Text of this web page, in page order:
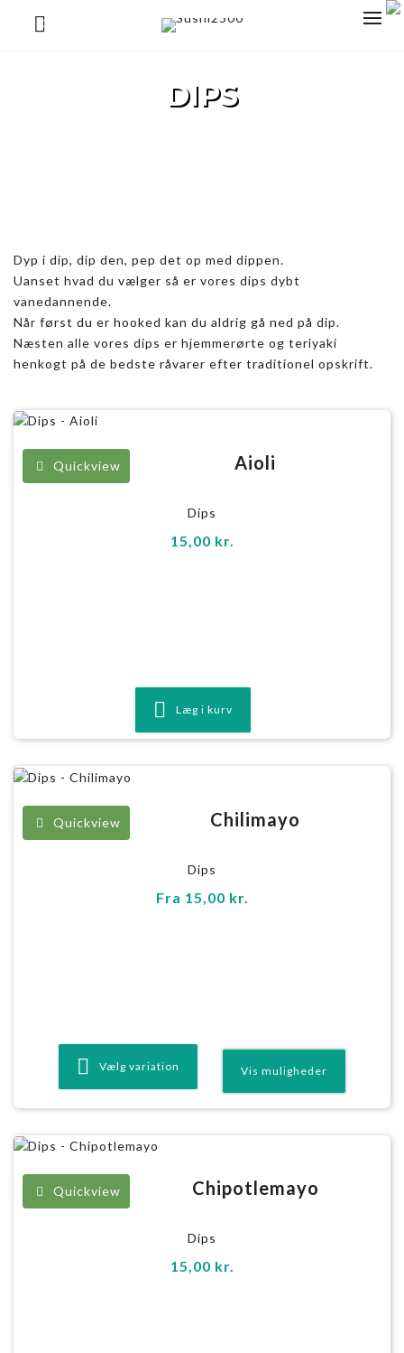
0
DIPS
Dyp i dip, dip den, pep det op med dippen.
Uanset hvad du vælger så er vores dips dybt
vanedannende.
Når først du er hooked kan du aldrig gå ned på dip.
Næsten alle vores dips er hjemmerørte og teriyaki
henkogt på de bedste råvarer efter traditionel opskrift.
Quickview Aioli
Dips
15,00 kr.
Læg i kurv
Quickview Chilimayo
Dips
Fra 15,00 kr.
Vælg variation
Quickview Chipotlemayo
Dips
15,00 kr.